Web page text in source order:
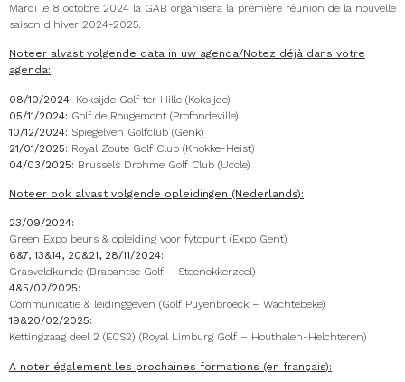
Mardi le 8 octobre 2024 la GAB organisera la première réunion de la nouvelle
saison d’hiver 2024-2025.
Noteer alvast volgende data in uw agenda/Notez déjà dans votre
agenda:
08/10/2024: Koksijde Golf ter Hille (Koksijde)
05/11/2024: Golf de Rougemont (Profondeville)
10/12/2024: Spiegelven Golfclub (Genk)
21/01/2025: Royal Zoute Golf Club (Knokke-Heist)
04/03/2025: Brussels Drohme Golf Club (Uccle)
Noteer ook alvast volgende opleidingen (Nederlands):
23/09/2024:
Green Expo beurs & opleiding voor fytopunt (Expo Gent)
6&7, 13&14, 20&21, 28/11/2024:
Grasveldkunde (Brabantse Golf – Steenokkerzeel)
4&5/02/2025:
Communicatie & leidinggeven (Golf Puyenbroeck – Wachtebeke)
19&20/02/2025:
Kettingzaag deel 2 (ECS2) (Royal Limburg Golf – Houthalen-Helchteren)
A noter également les prochaines formations (en français):